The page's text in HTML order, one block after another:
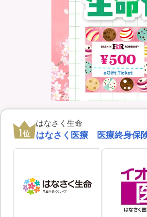
1位
はなさく生命
はなさく医療 医療終身保